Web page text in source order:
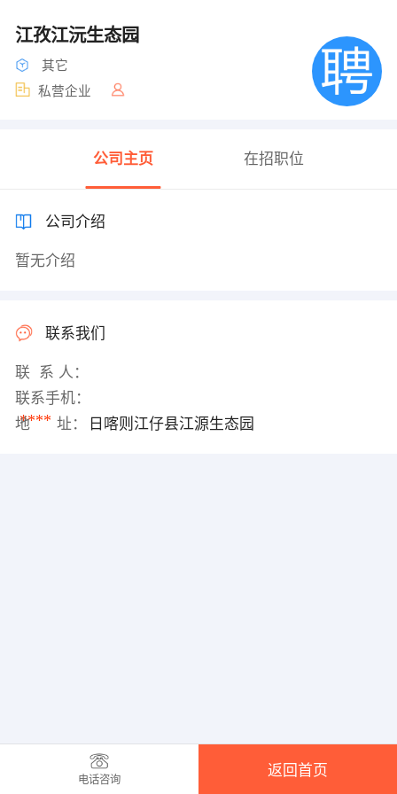
江孜江沅生态园
其它
私营企业
公司主页 在招职位
公司介绍
暂无介绍
联系我们
联 系 人：
联系手机：
****
地 址： 日喀则江仔县江源生态园
电话咨询
返回首页